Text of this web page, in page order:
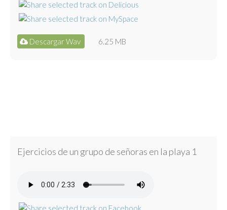
Descargar Wav 6.25 MB
Ejercicios de un grupo de señoras en la playa 1